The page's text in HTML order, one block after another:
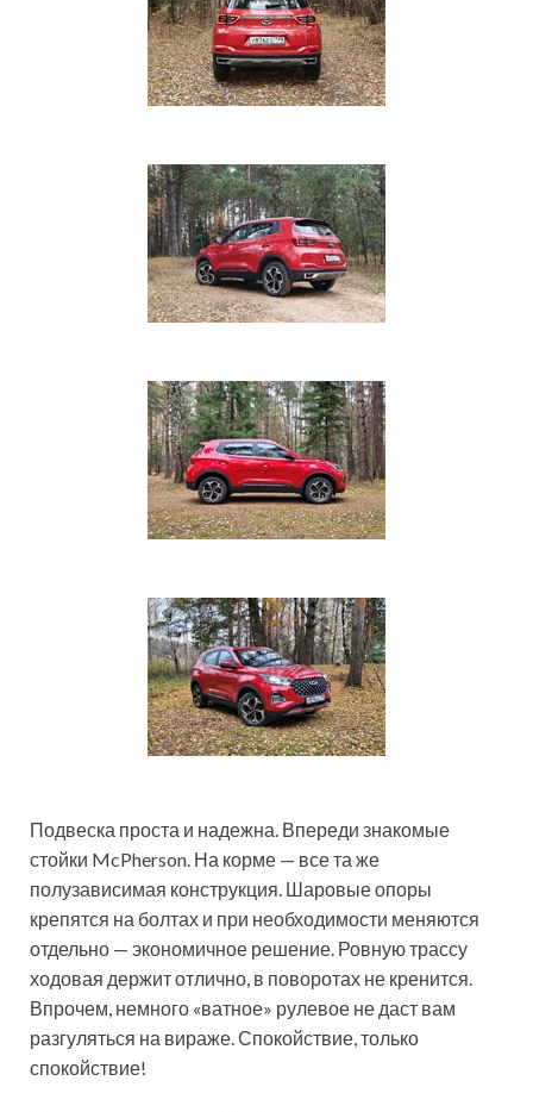
Подвеска проста и надежна. Впереди знакомые
стойки McPherson. На корме — все та же
полузависимая конструкция. Шаровые опоры
крепятся на болтах и при необходимости меняются
отдельно — экономичное решение. Ровную трассу
ходовая держит отлично, в поворотах не кренится.
Впрочем, немного «ватное» рулевое не даст вам
разгуляться на вираже. Спокойствие, только
спокойствие!